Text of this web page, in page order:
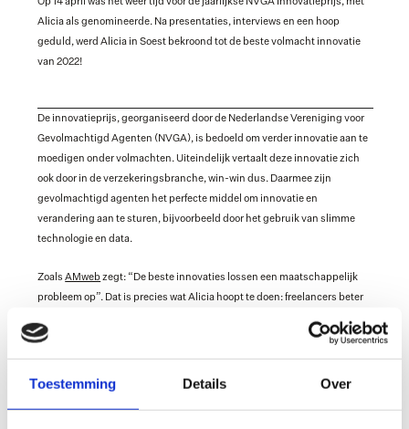
Toestemming Details Over
Alicia als genomineerde. Na presentaties, interviews en een hoop
geduld, werd Alicia in Soest bekroond tot de beste volmacht innovatie
van 2022!
De innovatieprijs, georganiseerd door de Nederlandse Vereniging voor
Gevolmachtigd Agenten (NVGA), is bedoeld om verder innovatie aan te
moedigen onder volmachten. Uiteindelijk vertaalt deze innovatie zich
ook door in de verzekeringsbranche, win-win dus. Daarmee zijn
gevolmachtigd agenten het perfecte middel om innovatie en
verandering aan te sturen, bijvoorbeeld door het gebruik van slimme
technologie en data.
Zoals AMweb zegt: “De beste innovaties lossen een maatschappelijk
probleem op”. Dat is precies wat Alicia hoopt te doen: freelancers beter
verzekeringsindustrie.